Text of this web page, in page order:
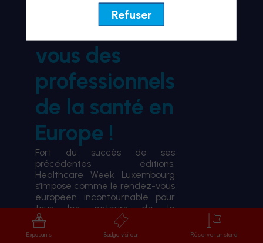
BIENVENUE À HWL26
le rendez-
vous des
professionnels
de la santé en
Europe !
Fort du succès de ses
précédentes éditions,
Healthcare Week Luxembourg
s’impose comme le rendez-vous
européen incontournable pour
tous les acteurs de la
transformation du système de
santé.
Exposants Badge visiteur Réserver un stand
Refuser